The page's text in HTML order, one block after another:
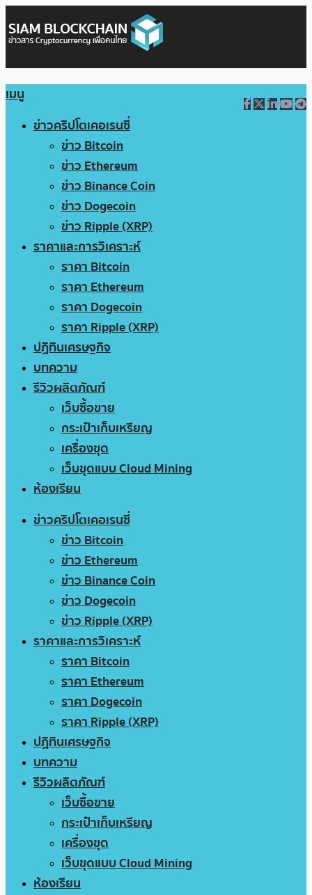
เมนู
ข่าวคริปโตเคอเรนซี่
ข่าว Bitcoin
ข่าว Ethereum
ข่าว Binance Coin
ข่าว Dogecoin
ข่าว Ripple (XRP)
ราคาและการวิเคราะห์
ราคา Bitcoin
ราคา Ethereum
ราคา Dogecoin
ราคา Ripple (XRP)
ปฏิทินเศรษฐกิจ
บทความ
รีวิวผลิตภัณฑ์
เว็บซื้อขาย
กระเป๋าเก็บเหรียญ
เครื่องขุด
เว็บขุดแบบ Cloud Mining
ห้องเรียน
ข่าวคริปโตเคอเรนซี่
ข่าว Bitcoin
ข่าว Ethereum
ข่าว Binance Coin
ข่าว Dogecoin
ข่าว Ripple (XRP)
ราคาและการวิเคราะห์
ราคา Bitcoin
ราคา Ethereum
ราคา Dogecoin
ราคา Ripple (XRP)
ปฏิทินเศรษฐกิจ
บทความ
รีวิวผลิตภัณฑ์
เว็บซื้อขาย
กระเป๋าเก็บเหรียญ
เครื่องขุด
เว็บขุดแบบ Cloud Mining
ห้องเรียน